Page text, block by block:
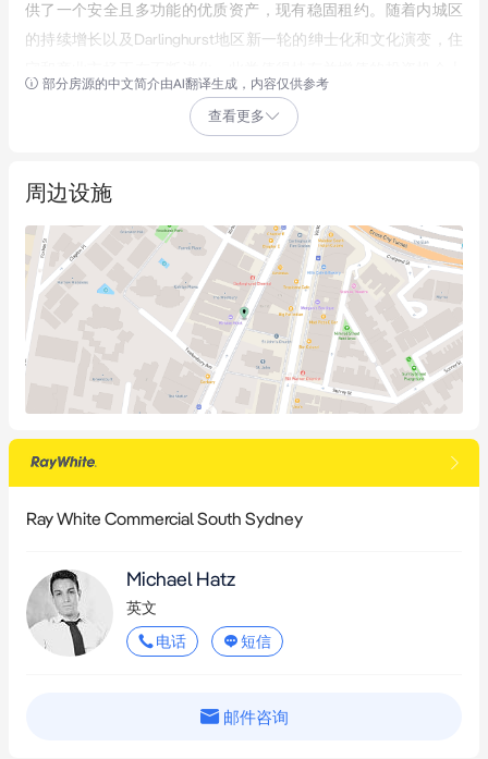
供了一个安全且多功能的优质资产，现有稳固租约。随着内城区
的持续增长以及Darlinghurst地区新一轮的绅士化和文化演变，住
站和Darlinghurst路上的车流，已建立的运营商DTMP Enterprise
租合同，并于2024年11月执行了新的五年续约选项。
• 已建立的长期租户
• 配备隔油池和商用厨房
• 优质餐饮+酒牌许可
• 5年×5年租约
• 年租金固定增长4%
如需获取更多信息备忘录并进一步讨论此机会，请联系独家代理
Michael Hatz。
部分房源的中文简介由AI翻译生成，内容仅供参考
查看更多
周边设施
Ray White Commercial South Sydney
Michael Hatz
英文
电话
短信
邮件咨询